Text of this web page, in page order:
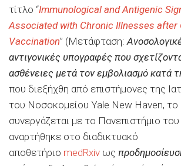
τίτλο “Immunological and Antigenic
Associated with Chronic Illnesses after
Vaccination” (Μετάφταση:
αντιγονικές υπογραφές που
ασθένειες μετά τον εμβολιασμό κατά
που διεξήχθη από επιστήμονες της
του Νοσοκομείου Yale New Haven, το
συνεργάζεται με το Πανεπιστήμιο
αναρτήθηκε στο διαδικτυακό
αποθετήριο medRxiv ως